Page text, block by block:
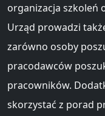
organizacja szkoleń
Urząd prowadzi
zarówno osoby
pracodawców
pracowników.
skorzystać z porad